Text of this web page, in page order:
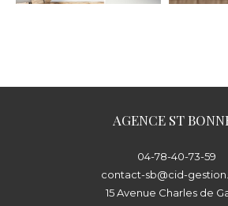
AGENCE ST
04-78-40-73-59
contact-sb@cid-
15 Avenue Charles de